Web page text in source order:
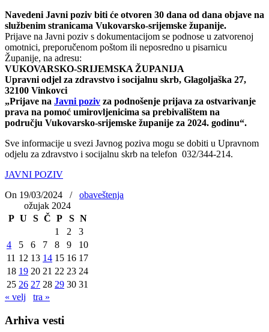
Navedeni Javni poziv biti će otvoren 30 dana od dana objave na
službenim stranicama Vukovarsko-srijemske županije.
Prijave na Javni poziv s dokumentacijom se podnose u zatvorenoj
omotnici, preporučenom poštom ili neposredno u pisarnicu
Županije, na adresu:
VUKOVARSKO-SRIJEMSKA ŽUPANIJA
Upravni odjel za zdravstvo i socijalnu skrb, Glagoljaška 27,
32100 Vinkovci
„Prijave na Javni poziv za podnošenje prijava za ostvarivanje
prava na pomoć umirovljenicima sa prebivalištem na
području Vukovarsko-srijemske županije za 2024. godinu“.
Sve informacije u svezi Javnog poziva mogu se dobiti u Upravnom
odjelu za zdravstvo i socijalnu skrb na telefon 032/344-214.
JAVNI POZIV
On 19/03/2024
/
obaveštenja
ožujak 2024
P U S Č P S N
1
2
3
4
5 6 7 8 9
10
11 12 13 14 15 16 17
18 19 20 21 22 23 24
25 26 27 28 29 30 31
« velj
tra »
Arhiva vesti